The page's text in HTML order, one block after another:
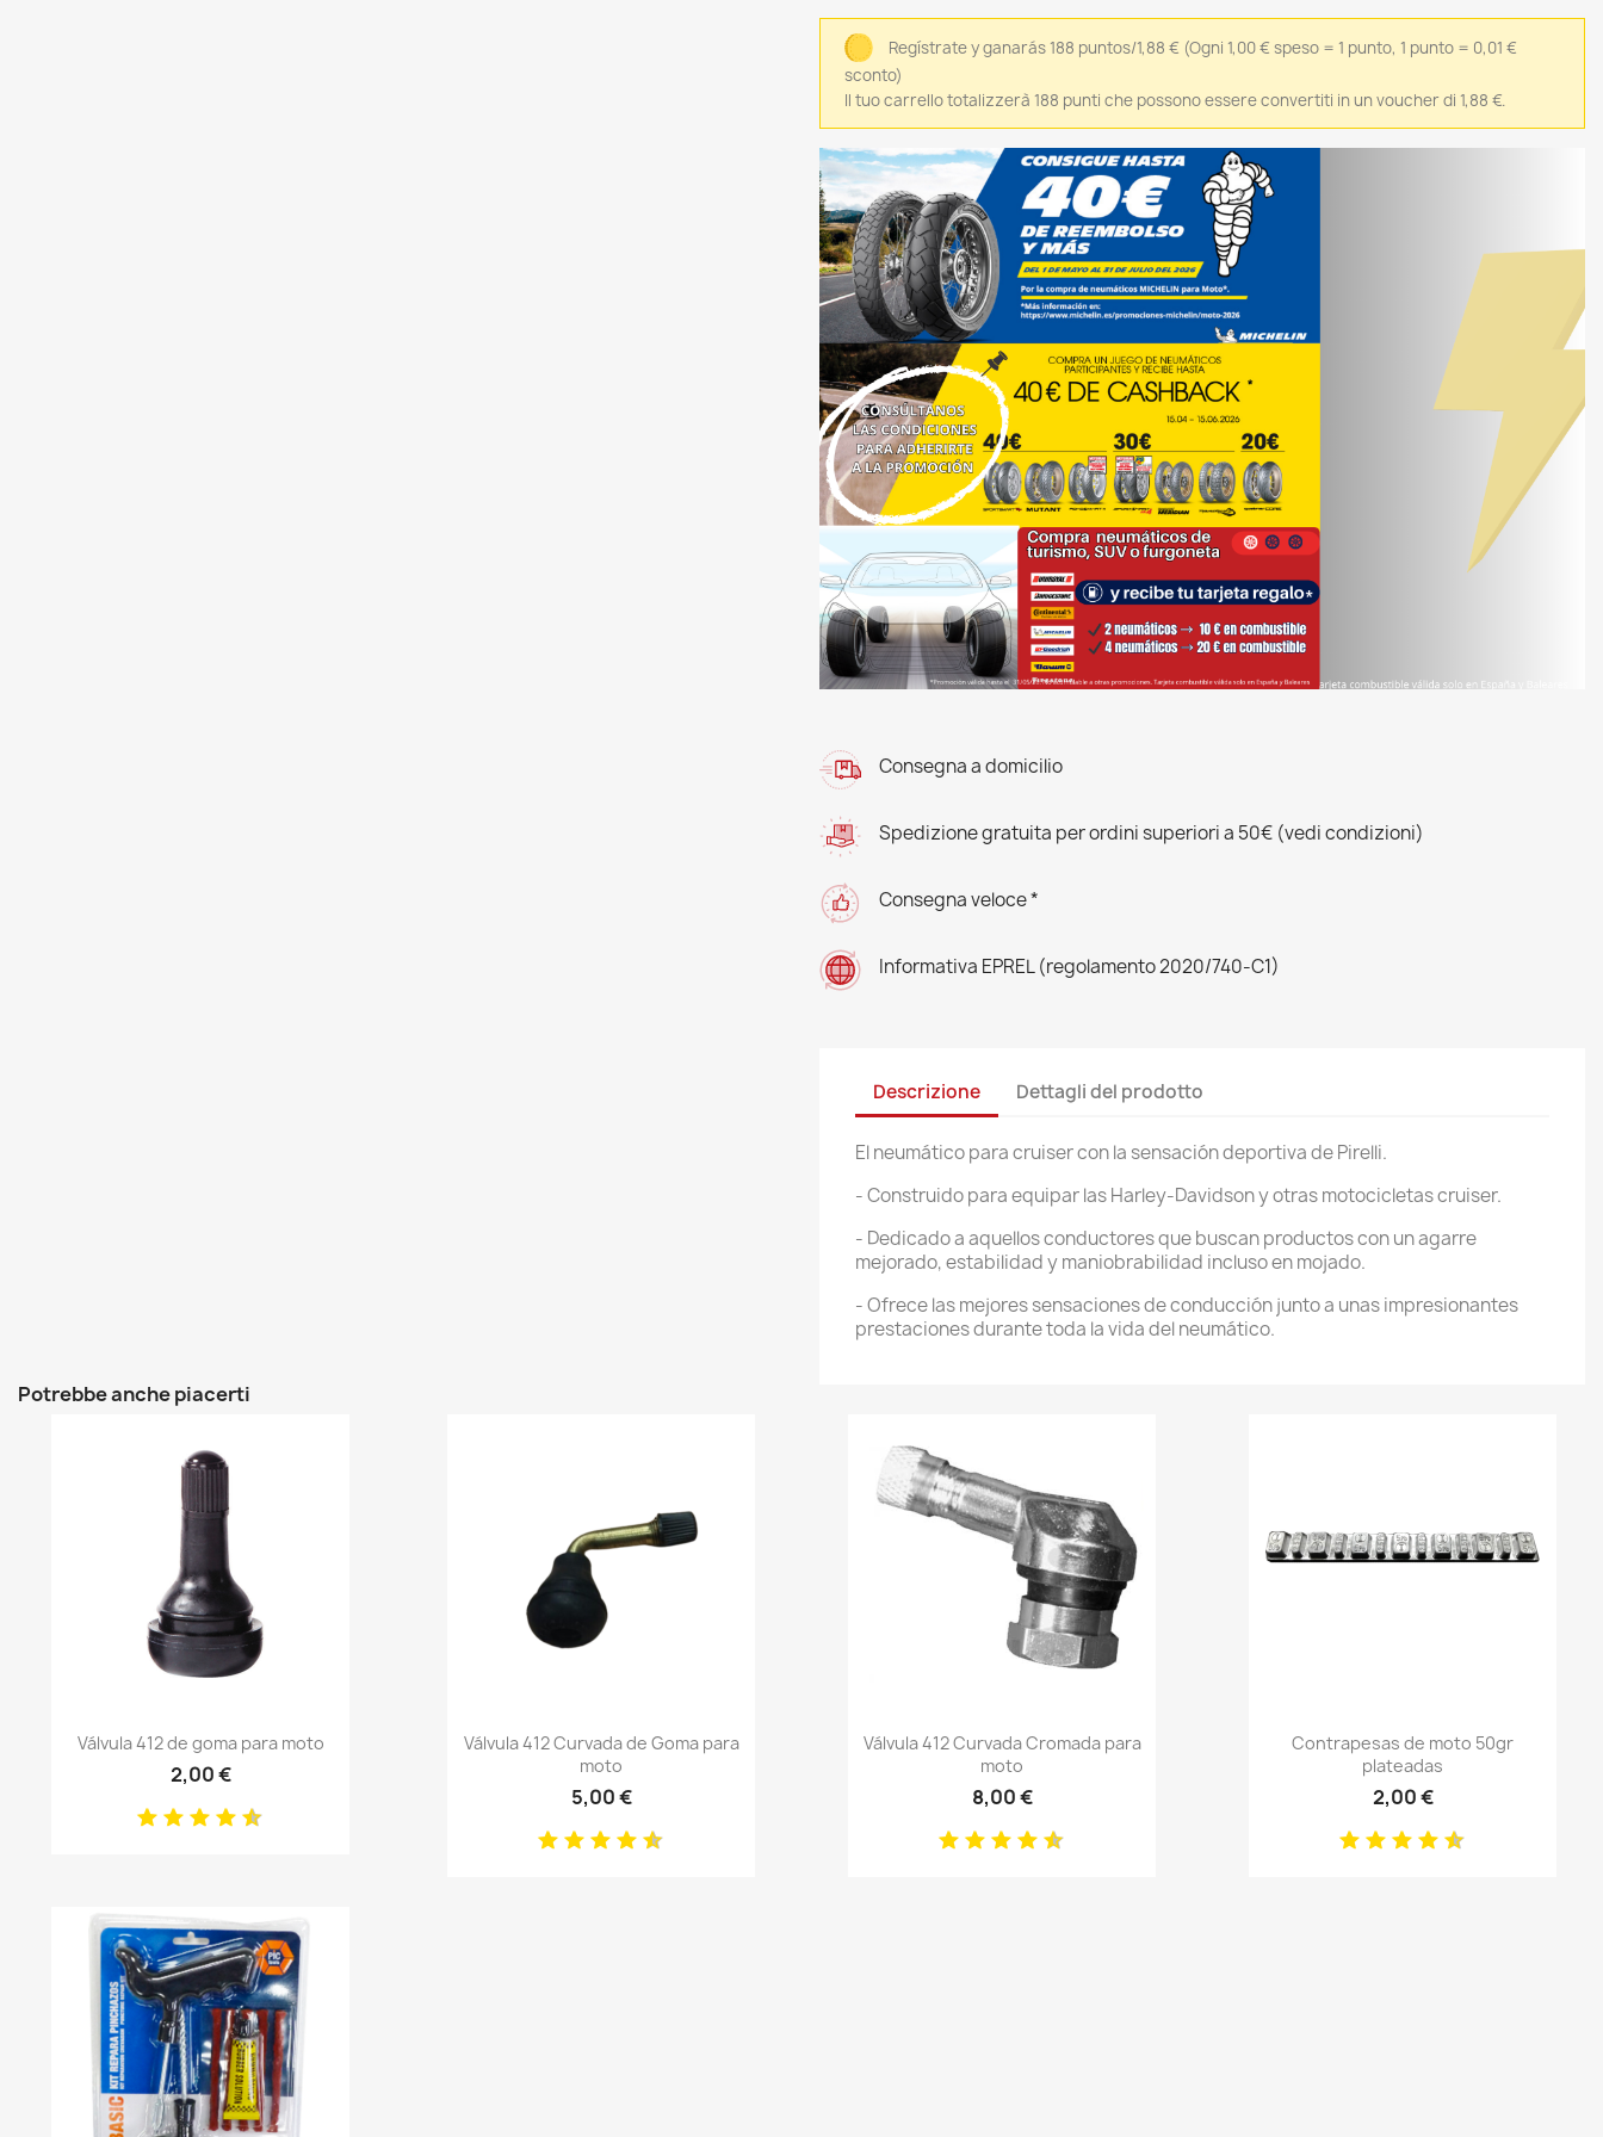
Regístrate y ganarás 188 puntos/1,88 € (Ogni 1,00 € speso = 1 punto, 1 punto = 0,01 €
sconto)
Il tuo carrello totalizzerà 188 punti che possono essere convertiti in un voucher di 1,88 €.
Consegna a domicilio
Spedizione gratuita per ordini superiori a 50€ (vedi condizioni)
Consegna veloce *
Informativa EPREL (regolamento 2020/740-C1)
Descrizione Dettagli del prodotto
El neumático para cruiser con la sensación deportiva de Pirelli.
- Construido para equipar las Harley-Davidson y otras motocicletas cruiser.
- Dedicado a aquellos conductores que buscan productos con un agarre
mejorado, estabilidad y maniobrabilidad incluso en mojado.
- Ofrece las mejores sensaciones de conducción junto a unas impresionantes
prestaciones durante toda la vida del neumático.
Potrebbe anche piacerti
Anteprima
Válvula 412 de goma para moto
2,00 €
Anteprima
Válvula 412 Curvada de Goma para
moto
5,00 €
Anteprima
Válvula 412 Curvada Cromada para
moto
8,00 €
Anteprima
Contrapesas de moto 50gr
plateadas
2,00 €